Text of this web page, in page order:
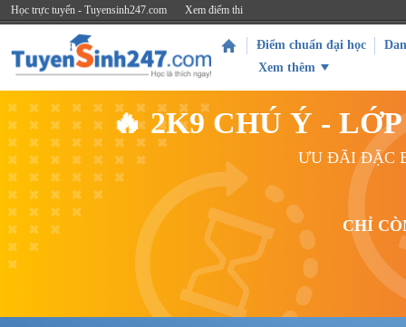
Học trực tuyến - Tuyensinh247.com Xem điểm thi
Điểm chuẩn đại học
Xem thêm
🔥 2K9 CHÚ Ý -
ƯU ĐÃI ĐẶC
CHỈ